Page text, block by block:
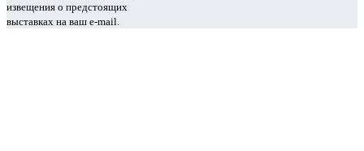
извещения о предстоящих
выставках на ваш e-mail.